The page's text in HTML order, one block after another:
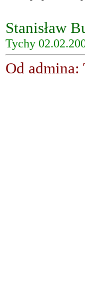
Stanisław
Tychy
Od admina: